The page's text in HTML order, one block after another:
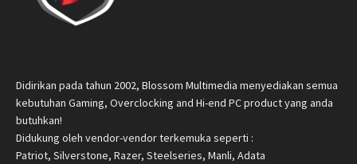
Didirikan pada tahun 2002, Blossom Multimedia menyediakan semua
kebutuhan Gaming, Overclocking and Hi-end PC product yang anda
butuhkan!
Didukung oleh vendor-vendor terkemuka seperti :
Patriot, Silverstone, Razer, Steelseries, Manli, Adata